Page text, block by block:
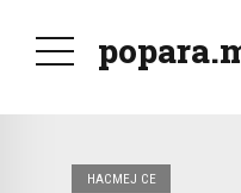
НАСМЕЈ СЕ